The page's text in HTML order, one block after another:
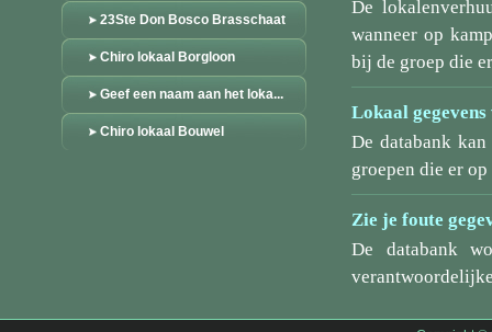
23Ste Don Bosco Brasschaat
Chiro lokaal Borgloon
Geef een naam aan het loka...
Chiro lokaal Bouwel
De
wanneer op
bij de groep die
Lokaal
De databank
groepen die er
Zie je foute
De databank